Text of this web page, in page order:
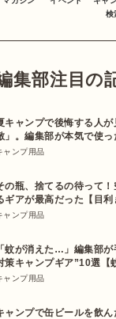
検
集部注目の
キャンプで後悔する人
」。編集部が本気で使
ャンプ用品
の瓶、捨てるの待って
ギアが最高だった【目利
ャンプ用品
「蚊が消えた…」編集部
策キャンプギア”10選【
ャンプ用品
ャンプで缶ビールを飲